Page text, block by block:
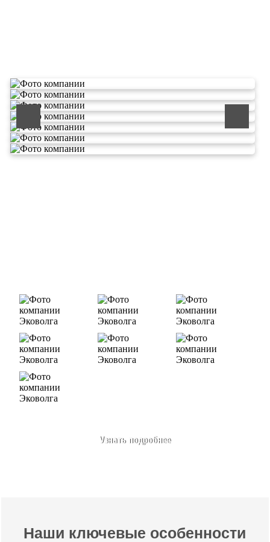
ООО «ЭКОВОЛГА» является современной и
Узнать подробнее
Наши ключевые особенности